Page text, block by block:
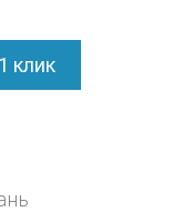
клик